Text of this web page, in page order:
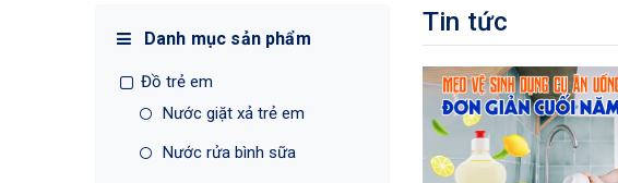
Tin tức
Danh mục sản phẩm
Đồ trẻ em
Nước giặt xả trẻ em
Nước rửa bình sữa